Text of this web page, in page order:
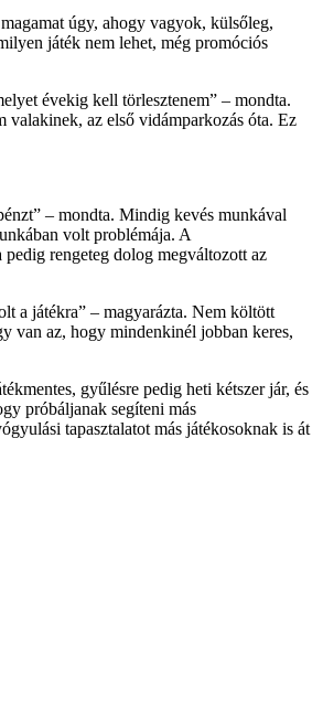
úgy, ahogy vagyok, külsőleg,
játék nem lehet, még promóciós
évekig kell törlesztenem” – mondta.
valakinek, az első vidámparkozás óta. Ez
– mondta. Mindig kevés munkával
volt problémája. A
pedig rengeteg dolog megváltozott az
a játékra” – magyarázta. Nem költött
van az, hogy mindenkinél jobban keres,
gyűlésre pedig heti kétszer jár, és
próbáljanak segíteni más
tapasztalatot más játékosoknak is át